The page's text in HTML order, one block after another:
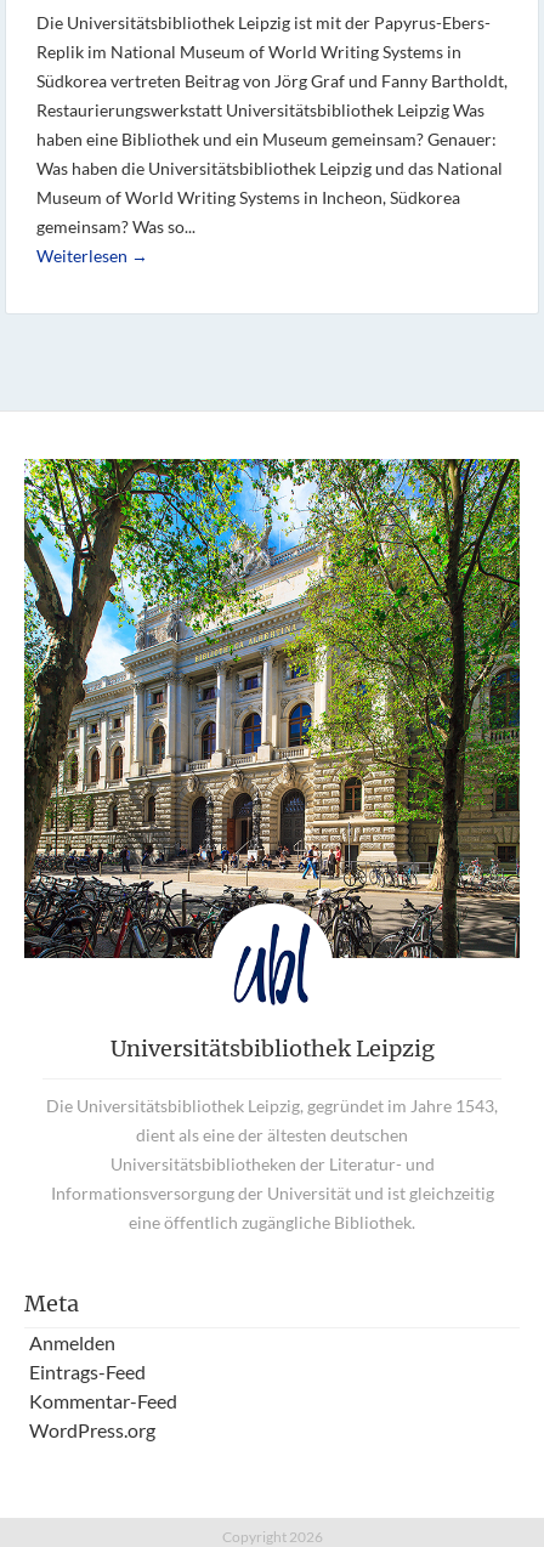
Die Universitätsbibliothek Leipzig ist mit der Papyrus-Ebers-
Replik im National Museum of World Writing Systems in
Südkorea vertreten Beitrag von Jörg Graf und Fanny Bartholdt,
Restaurierungswerkstatt Universitätsbibliothek Leipzig Was
haben eine Bibliothek und ein Museum gemeinsam? Genauer:
Was haben die Universitätsbibliothek Leipzig und das National
Museum of World Writing Systems in Incheon, Südkorea
gemeinsam? Was so...
Weiterlesen →
Universitätsbibliothek Leipzig
Die Universitätsbibliothek Leipzig, gegründet im Jahre 1543,
dient als eine der ältesten deutschen
Universitätsbibliotheken der Literatur- und
Informationsversorgung der Universität und ist gleichzeitig
eine öffentlich zugängliche Bibliothek.
Meta
Anmelden
Eintrags-Feed
Kommentar-Feed
WordPress.org
Copyright 2026